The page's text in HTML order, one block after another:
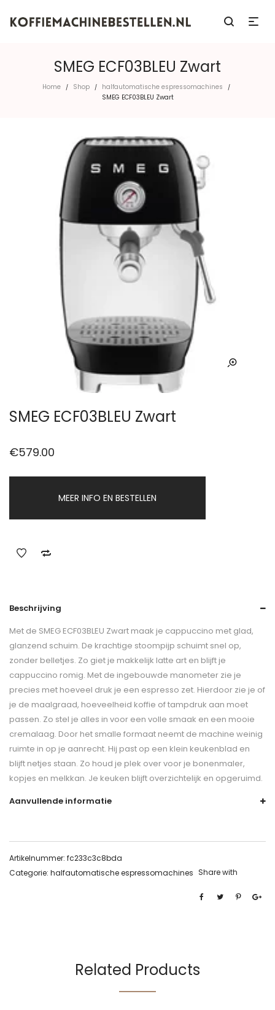
SMEG ECF03BLEU Zwart
Home / Shop / halfautomatische espressomachines /
SMEG ECF03BLEU Zwart
SMEG ECF03BLEU Zwart
€579.00
MEER INFO EN BESTELLEN
Beschrijving
Met de SMEG ECF03BLEU Zwart maak je cappuccino met glad,
glanzend schuim. De krachtige stoompijp schuimt snel op,
zonder belletjes. Zo giet je makkelijk latte art en blijft je
cappuccino romig. Met de ingebouwde manometer zie je
precies met hoeveel druk je een espresso zet. Hierdoor zie je of
je de maalgraad, hoeveelheid koffie of tampdruk aan moet
passen. Zo stel je alles in voor een volle smaak en een mooie
cremalaag. Door het smalle formaat neemt de machine weinig
ruimte in op je aanrecht. Hij past op een klein keukenblad en
blijft netjes staan. Zo houd je plek over voor je bonenmaler,
kopjes en melkkan. Je keuken blijft overzichtelijk en opgeruimd.
Aanvullende informatie
Artikelnummer: fc233c3c8bda
Categorie: halfautomatische espressomachines Share with
Related Products